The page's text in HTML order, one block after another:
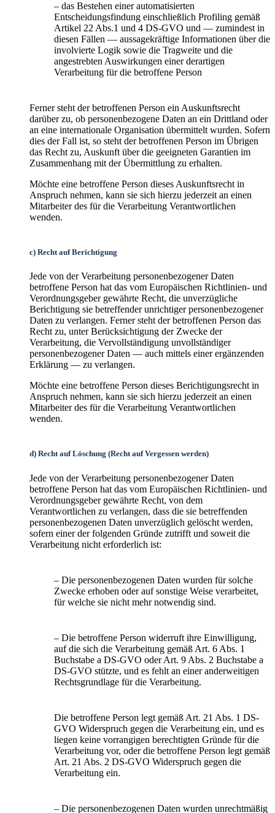
– das Bestehen einer automatisierten
Entscheidungsfindung einschließlich Profiling gemäß
Artikel 22 Abs.1 und 4 DS-GVO und — zumindest in
diesen Fällen — aussagekräftige Informationen über die
involvierte Logik sowie die Tragweite und die
angestrebten Auswirkungen einer derartigen
Verarbeitung für die betroffene Person
Ferner steht der betroffenen Person ein Auskunftsrecht
darüber zu, ob personenbezogene Daten an ein Drittland oder
an eine internationale Organisation übermittelt wurden. Sofern
dies der Fall ist, so steht der betroffenen Person im Übrigen
das Recht zu, Auskunft über die geeigneten Garantien im
Zusammenhang mit der Übermittlung zu erhalten.
Möchte eine betroffene Person dieses Auskunftsrecht in
Anspruch nehmen, kann sie sich hierzu jederzeit an einen
Mitarbeiter des für die Verarbeitung Verantwortlichen
wenden.
c) Recht auf Berichtigung
Jede von der Verarbeitung personenbezogener Daten
betroffene Person hat das vom Europäischen Richtlinien- und
Verordnungsgeber gewährte Recht, die unverzügliche
Berichtigung sie betreffender unrichtiger personenbezogener
Daten zu verlangen. Ferner steht der betroffenen Person das
Recht zu, unter Berücksichtigung der Zwecke der
Verarbeitung, die Vervollständigung unvollständiger
personenbezogener Daten — auch mittels einer ergänzenden
Erklärung — zu verlangen.
Möchte eine betroffene Person dieses Berichtigungsrecht in
Anspruch nehmen, kann sie sich hierzu jederzeit an einen
Mitarbeiter des für die Verarbeitung Verantwortlichen
wenden.
d) Recht auf Löschung (Recht auf Vergessen werden)
Jede von der Verarbeitung personenbezogener Daten
betroffene Person hat das vom Europäischen Richtlinien- und
Verordnungsgeber gewährte Recht, von dem
Verantwortlichen zu verlangen, dass die sie betreffenden
personenbezogenen Daten unverzüglich gelöscht werden,
sofern einer der folgenden Gründe zutrifft und soweit die
Verarbeitung nicht erforderlich ist:
– Die personenbezogenen Daten wurden für solche
Zwecke erhoben oder auf sonstige Weise verarbeitet,
für welche sie nicht mehr notwendig sind.
– Die betroffene Person widerruft ihre Einwilligung,
auf die sich die Verarbeitung gemäß Art. 6 Abs. 1
Buchstabe a DS-GVO oder Art. 9 Abs. 2 Buchstabe a
DS-GVO stützte, und es fehlt an einer anderweitigen
Rechtsgrundlage für die Verarbeitung.
Die betroffene Person legt gemäß Art. 21 Abs. 1 DS-
GVO Widerspruch gegen die Verarbeitung ein, und es
liegen keine vorrangigen berechtigten Gründe für die
Verarbeitung vor, oder die betroffene Person legt gemäß
Art. 21 Abs. 2 DS-GVO Widerspruch gegen die
Verarbeitung ein.
– Die personenbezogenen Daten wurden unrechtmäßig